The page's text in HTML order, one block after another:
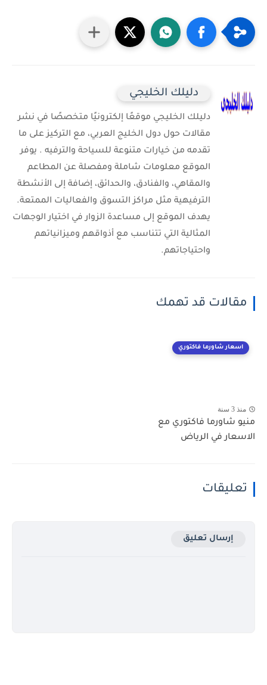
دليلك الخليجي
دليلك الخليجي موقعًا إلكترونيًا متخصصًا في نشر
مقالات حول دول الخليج العربي، مع التركيز على ما
تقدمه من خيارات متنوعة للسياحة والترفيه . يوفر
الموقع معلومات شاملة ومفصلة عن المطاعم
والمقاهي، والفنادق، والحدائق، إضافة إلى الأنشطة
الترفيهية مثل مراكز التسوق والفعاليات الممتعة.
يهدف الموقع إلى مساعدة الزوار في اختيار الوجهات
المثالية التي تتناسب مع أذواقهم وميزانياتهم
واحتياجاتهم.
مقالات قد تهمك
اسعار شاورما فاكتوري
منذ 3 سنة
منيو شاورما فاكتوري مع
الاسعار في الرياض
تعليقات
إرسال تعليق